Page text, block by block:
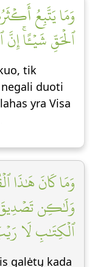
وَمَا يَتَّبِعُ
ٱلۡحَقِّ شَيۡـًٔاۚ إِنَّ
tik
duoti
yra Visa
وَمَا كَانَ هَٰذَا
وَلَٰكِن تَصۡدِيقَ
ٱلۡكِتَٰبِ لَا
galėtų kada